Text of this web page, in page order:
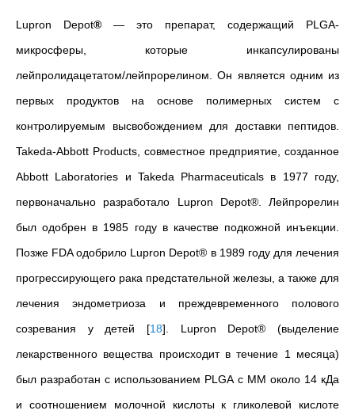
Lupron Depot® — это препарат, содержащий PLGA-
микросферы, которые инкапсулированы
лейпролидацетатом/лейпрорелином. Он является одним из
первых продуктов на основе полимерных систем с
контролируемым высвобождением для доставки пептидов.
Takeda-Abbott Products, совместное предприятие, созданное
Abbott Laboratories и Takeda Pharmaceuticals в 1977 году,
первоначально разработало Lupron Depot®. Лейпрорелин
был одобрен в 1985 году в качестве подкожной инъекции.
Позже FDA одобрило Lupron Depot® в 1989 году для лечения
прогрессирующего рака предстательной железы, а также для
лечения эндометриоза и преждевременного полового
созревания у детей [18]
Lupron Depot® (выделение
лекарственного вещества происходит в течение 1 месяца)
был разработан с использованием PLGA с ММ около 14 кДа
и соотношением молочной кислоты к гликолевой кислоте